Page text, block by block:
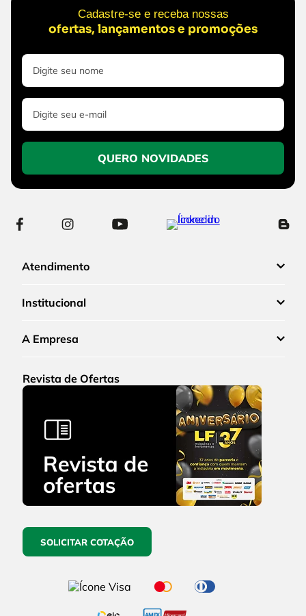
Cadastre-se e receba nossas
ofertas, lançamentos e promoções
QUERO NOVIDADES
Atendimento
Institucional
A Empresa
Revista de Ofertas
SOLICITAR COTAÇÃO